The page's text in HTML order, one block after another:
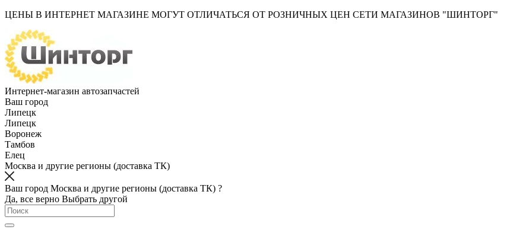
ЦЕНЫ В ИНТЕРНЕТ МАГАЗИНЕ МОГУТ ОТЛИЧАТЬСЯ ОТ РОЗНИЧНЫХ ЦЕН СЕТИ МАГАЗИНОВ "ШИНТОРГ"
Интернет-магазин автозапчастей
Ваш город
Липецк
Липецк
Воронеж
Тамбов
Елец
Москва и другие регионы (доставка ТК)
Ваш город Москва и другие регионы (доставка ТК) ?
Да, все верно Выбрать другой